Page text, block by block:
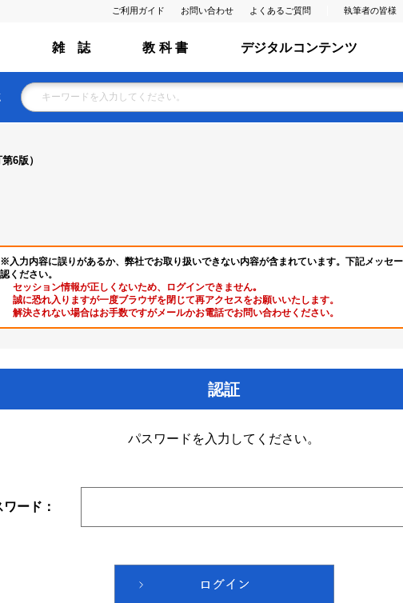
ご利用ガイド お問い合わせ よくあるご質問 執筆者の皆様
雑 誌 教 科 書 デジタルコンテンツ
6版）
※入力内容に誤りがあるか、弊社でお取り扱いできない内容が含まれています。下記メッセ
認ください。
セッション情報が正しくないため、ログインできません｡
誠に恐れ入りますが一度ブラウザを閉じて再アクセスをお願いいたします。
解決されない場合はお手数ですがメールかお電話でお問い合わせください。
認証
パスワードを入力してください。
ード：